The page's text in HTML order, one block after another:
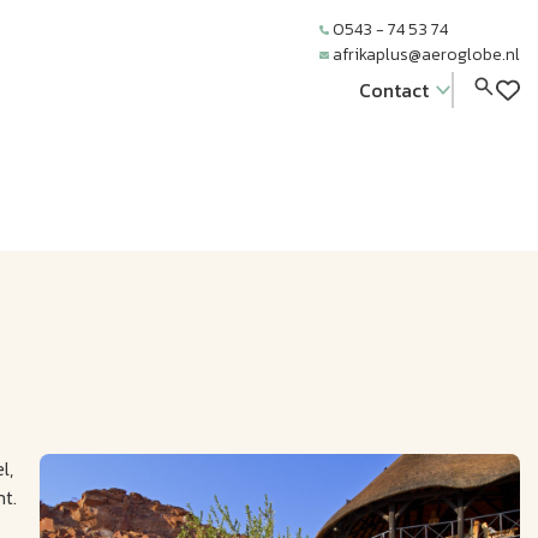
0543 - 74 53 74
afrikaplus@aeroglobe.nl
Contact